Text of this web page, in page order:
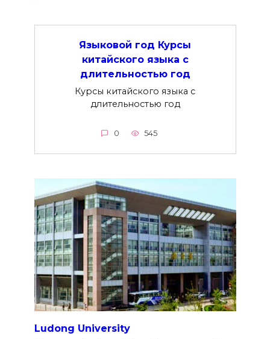
Языковой год Курсы
китайского языка с
длительностью год
Курсы китайского языка с
длительностью год
0 545
Ludong University